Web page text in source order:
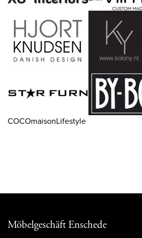
COCOmaisonLifestyle
Möbelgeschäft Enschede